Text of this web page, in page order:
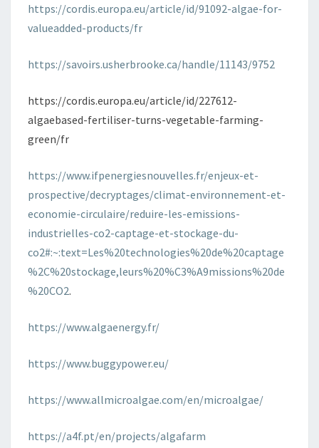
https://cordis.europa.eu/article/id/91092-algae-for-
valueadded-products/fr
https://savoirs.usherbrooke.ca/handle/11143/9752
https://cordis.europa.eu/article/id/227612-
algaebased-fertiliser-turns-vegetable-farming-
green/fr
https://www.ifpenergiesnouvelles.fr/enjeux-et-
prospective/decryptages/climat-environnement-et-
economie-circulaire/reduire-les-emissions-
industrielles-co2-captage-et-stockage-du-
co2#:~:text=Les%20technologies%20de%20captage
%2C%20stockage,leurs%20%C3%A9missions%20de
%20CO2.
https://www.algaenergy.fr/
https://www.buggypower.eu/
https://www.allmicroalgae.com/en/microalgae/
https://a4f.pt/en/projects/algafarm